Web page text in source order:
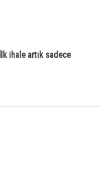
ihale artık sadece